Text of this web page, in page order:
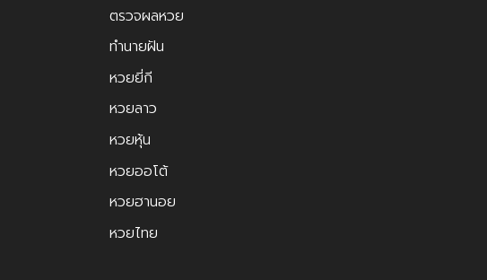
ตรวจผลหวย
ทำนายฝัน
หวยยี่กี
หวยลาว
หวยหุ้น
หวยออโต้
หวยฮานอย
หวยไทย